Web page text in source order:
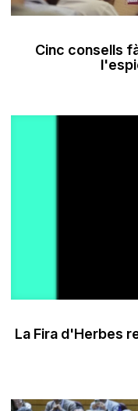
Cinc consells
La Fira d'Herbes